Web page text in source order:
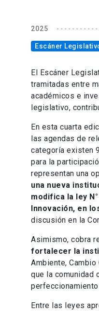
2025
Escáner
El Escáner
tramitadas entre
académicos e
legislativo,
En esta cuarta
las agendas de
categoría existen
para la
representan una
una nueva
modifica la ley
Innovación, en
discusión en la
Asimismo, cobra
fortalecer la
Ambiente,
que la comunidad
Entre las leyes